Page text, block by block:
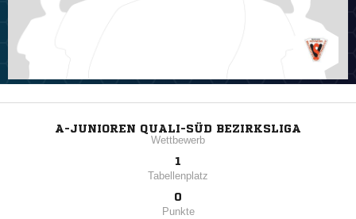
A-JUNIOREN QUALI-SÜD BEZIRKSLIGA
Wettbewerb
1
Tabellenplatz
0
Punkte